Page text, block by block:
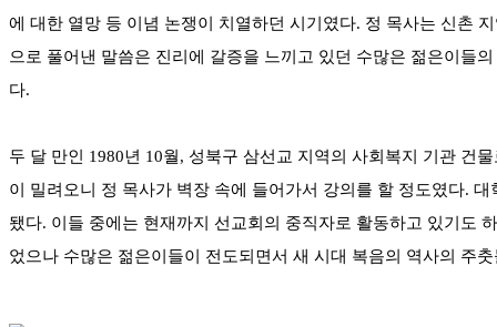
에 대한 열망 등 이념 논쟁이 치열하던 시기였다. 정 목사는 신촌
으로 풀어낸 말씀은 진리에 갈증을 느끼고 있던 수많은 젊은이들
다.
두 달 만인 1980년 10월, 성북구 삼선교 지역의 사회복지 기관 건
이 밀려오니 정 목사가 벽장 속에 들어가서 강의를 할 정도였다.
됐다. 이들 중에는 현재까지 선교회의 중직자로 활동하고 있기도
었으나 수많은 젊은이들이 전도되면서 새 시대 복음의 역사의 주